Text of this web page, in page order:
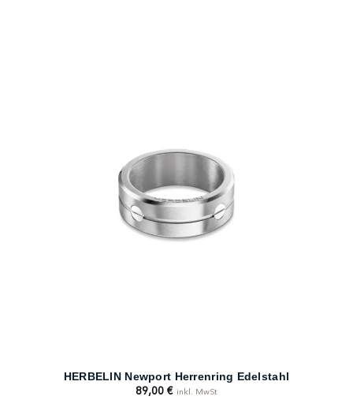
HERBELIN Newport Herrenring Edelstahl
89,00 € inkl. MwSt